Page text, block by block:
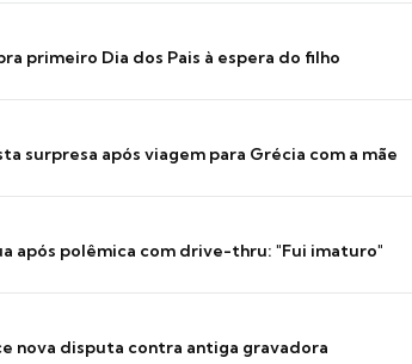
primeiro Dia dos Pais à espera do filho
surpresa após viagem para Grécia com a mãe
após polêmica com drive-thru: "Fui imaturo"
nova disputa contra antiga gravadora